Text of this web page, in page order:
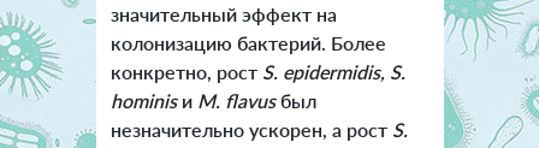
значительный эффект на
колонизацию бактерий. Более
конкретно, рост S. epidermidis, S.
hominisи M. flavusбыл
незначительно ускорен, а рост S.